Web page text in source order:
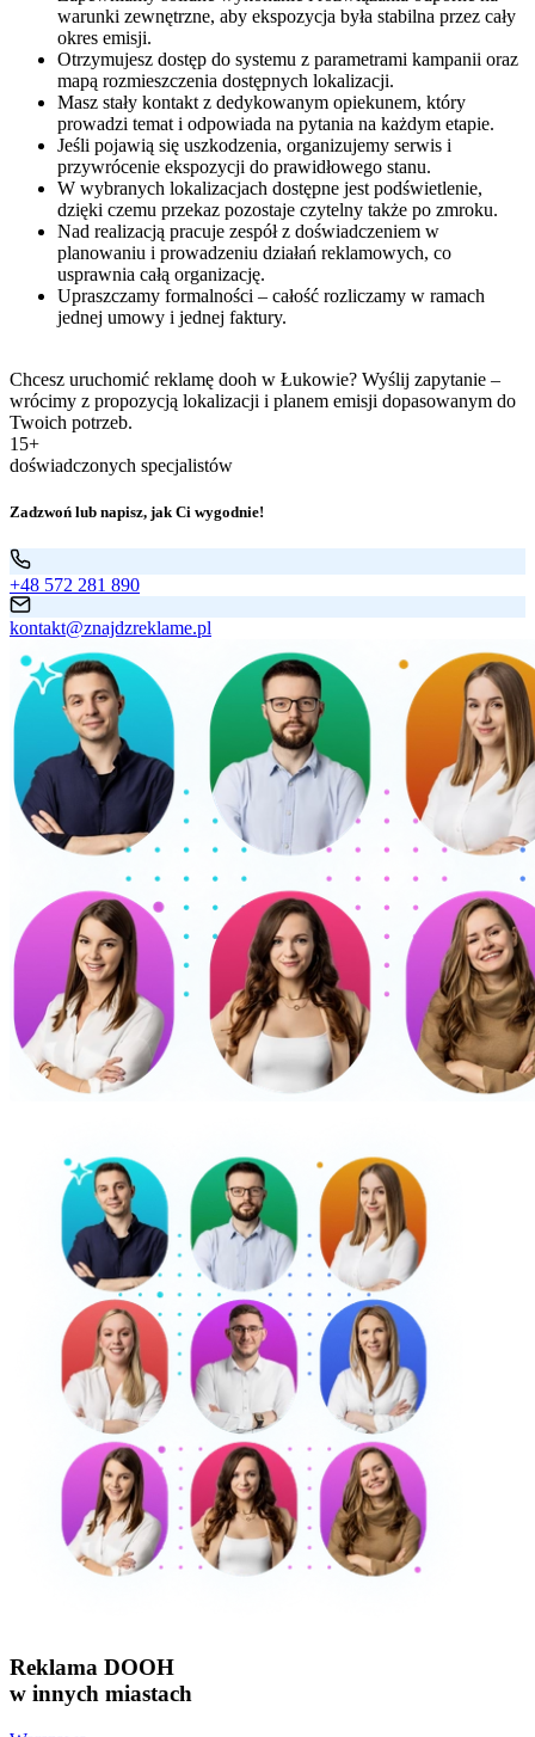
warunki zewnętrzne, aby ekspozycja była stabilna przez cały
okres emisji.
Otrzymujesz dostęp do systemu z parametrami kampanii oraz
mapą rozmieszczenia dostępnych lokalizacji.
Masz stały kontakt z dedykowanym opiekunem, który
prowadzi temat i odpowiada na pytania na każdym etapie.
Jeśli pojawią się uszkodzenia, organizujemy serwis i
przywrócenie ekspozycji do prawidłowego stanu.
W wybranych lokalizacjach dostępne jest podświetlenie,
dzięki czemu przekaz pozostaje czytelny także po zmroku.
Nad realizacją pracuje zespół z doświadczeniem w
planowaniu i prowadzeniu działań reklamowych, co
usprawnia całą organizację.
Upraszczamy formalności – całość rozliczamy w ramach
jednej umowy i jednej faktury.
Chcesz uruchomić reklamę dooh w Łukowie? Wyślij zapytanie –
wrócimy z propozycją lokalizacji i planem emisji dopasowanym do
Twoich potrzeb.
15+
doświadczonych specjalistów
Zadzwoń lub napisz, jak Ci wygodnie!
+48 572 281 890
kontakt@znajdzreklame.pl
Reklama DOOH
w innych miastach